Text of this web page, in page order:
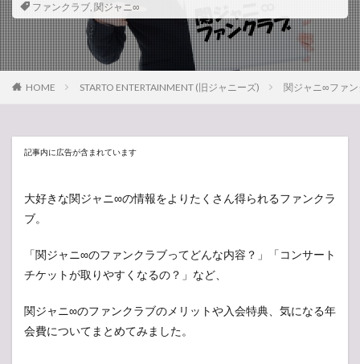
ファンクラブ, 関ジャニ∞
HOME STARTO ENTERTAINMENT (旧ジャニーズ) 関ジャニ∞ファ
記事内に広告が含まれています
大好きな関ジャニ∞の情報をよりたくさん得られるファンクラ
ブ。
「関ジャニ∞のファンクラブってどんな内容？」「コンサート
チケットが取りやすくなるの？」など、
関ジャニ∞のファンクラブのメリットや入会特典、気になる年
会費についてまとめてみました。